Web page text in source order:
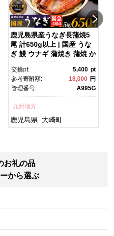
鹿児島県産うなぎ長蒲焼5
尾 計650g以上 | 国産 うな
ぎ 鰻 ウナギ 蒲焼き 蒲焼 か
ばやき unagi うなぎ蒲
焼 土用丑の日 土用の丑の
日 丑の日 魚 魚介 魚貝 海
鮮 うな重 蒲焼 訳あり ギフ
県 大崎町 大隅半
島 A995G 【会員限定のお
礼の品】【うなぎ蒲焼 国
交換pt: 5,400 pt
参考寄附額:
18,000 円
管理番号:
A995G
九州地方
鹿児島県 大崎町
お礼の品
から選ぶ